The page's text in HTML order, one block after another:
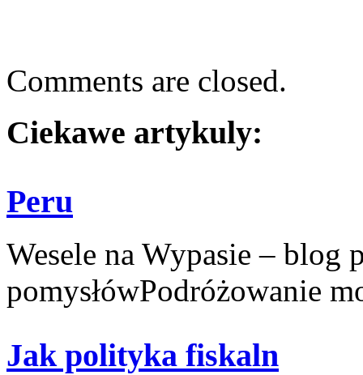
Comments are closed.
Ciekawe artykuly:
Peru
Wesele na Wypasie – blog
pomysłówPodróżowanie
Jak polityka fiskaln